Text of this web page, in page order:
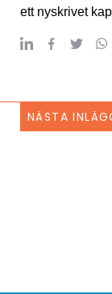
ett nyskrivet
NÄSTA